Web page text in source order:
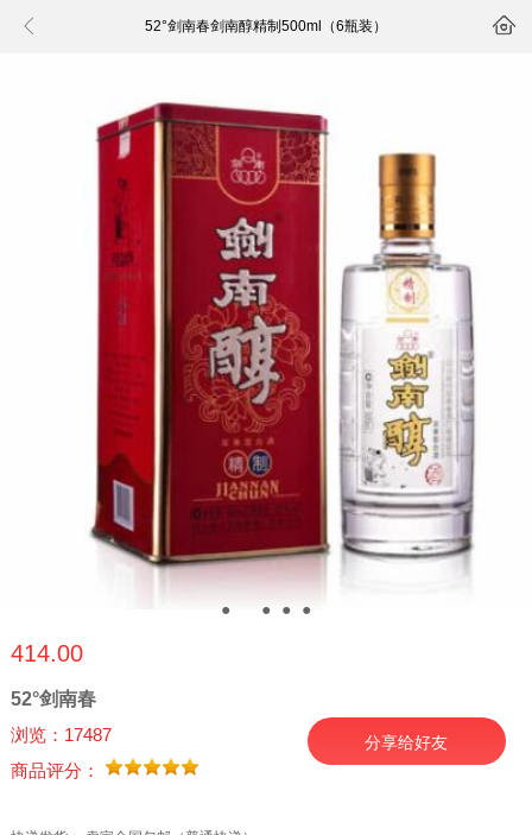
 52°剑南春剑南醇精制500ml（6瓶装） 
● ● ● ●
414.00
52°剑南春
浏览：17487
商品评分：
分享给好友